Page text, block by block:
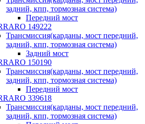
задний, кпп, тормозная система)
Передний мост
149222
Трансмиссия(карданы, мост передний,
задний, кпп, тормозная система)
Задний мост
150190
Трансмиссия(карданы, мост передний,
задний, кпп, тормозная система)
Передний мост
339618
Трансмиссия(карданы, мост передний,
задний, кпп, тормозная система)